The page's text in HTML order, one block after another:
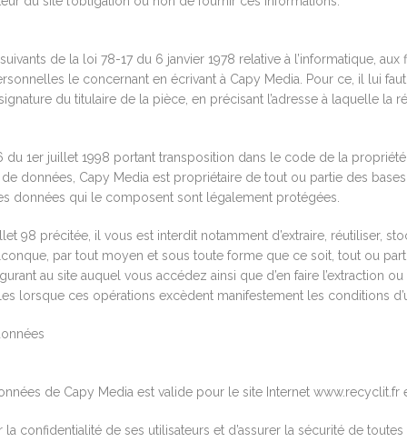
de la loi 78-17 du 6 janvier 1978 relative à l’informatique,
le concernant en écrivant à Capy Media. Pour ce, il lui
du titulaire de la pièce, en précisant l’adresse à laquelle la
1er juillet 1998 portant transposition dans le code de la
données, Capy Media est propriétaire de tout ou partie des
données qui le composent sont légalement protégées.
98 précitée, il vous est interdit notamment d’extraire, réutiliser,
par tout moyen et sous toute forme que ce soit, tout ou
au site auquel vous accédez ainsi que d’en faire l’extraction
lorsque ces opérations excèdent manifestement les conditions
de Capy Media est valide pour le site Internet www.recyclit.fr
confidentialité de ses utilisateurs et d’assurer la sécurité de